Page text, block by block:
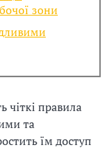
зони
чіткі правила
та
їм доступ